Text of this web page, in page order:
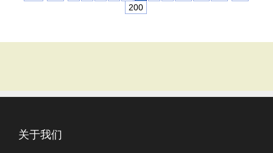
200
关于我们